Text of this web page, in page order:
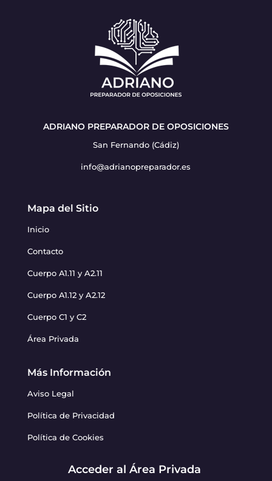
ADRIANO PREPARADOR DE OPOSICIONES
San Fernando (Cádiz)
info@adrianopreparador.es
Mapa del Sitio
Inicio
Contacto
Cuerpo A1.11 y A2.11
Cuerpo A1.12 y A2.12
Cuerpo C1 y C2
Área Privada
Más Información
Aviso Legal
Política de Privacidad
Política de Cookies
Acceder al Área Privada